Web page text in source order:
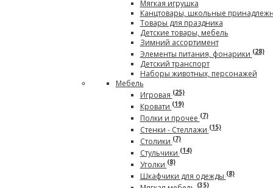
Мягкая игрушка
Канцтовары, школьные
Товары для праздника
Детские товары, мебель
Зимний ассортимент
Элементы питания, фонарики(28)
Детский транспорт
Наборы животных, персонажей
Мебель
Игровая(25)
Кровати(19)
Полки и прочее(7)
Стенки - Стеллажи(15)
Столики(7)
Стульчики(14)
Уголки(8)
Шкафчики для одежды(8)
(35)